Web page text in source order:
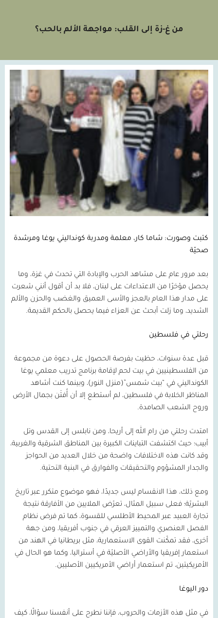
من غ-زة إلى القلب: مواجهة الألم بالحب؟
كتبت وصورت: شاما كار، معلمة ومدربة كونداليني يوغا ومرشدة
صحيّة
بعد مرور عام على مشاهد الحرب والإبادة التي تحدث في غزة، وما
يحصل مؤخرًا من الاعتداءات على لبنان، فلا بد أن أقول أنني شعرت
على مدار هذا العام بالعجز والأسى العميق والغضب والحزن والألم
الشديد، وما زلت أبحث عن العزاء فيما يحصل بالحكم القديمة.
رحلتي في فلسطين
قبل عدة سنوات، حظيت بفرصة الحصول على دعوة من مجموعة
من الفلسطينيين في بيت لحم لإقامة برنامج تدريب معلمي يوغا
الكونداليني في “بيت شمس”(منزل النور)، وبينما كنت أشاهد
المناظر الخلابة في فلسطين، لم أستطع إلا أن أُفتَن بجمال الأرض
وروح الشعب الصامدة.
امتدت رحلتي من رام الله إلى أريحا، ومن نابلس إلى القدس وتل
أبيب؛ حيث اكتشفت التباينات الكبيرة بين المناطق الشرقية والغربية،
وقد كانت هذه الاختلافات واضحة من خلال العديد من الحواجز
والجدار المشؤوم والتحقيقات والفوارق في البنية التحتية.
ومع ذلك، هذا الانقسام ليس جديدًا، فهو موضوع متكرر عبر تاريخ
البشريّة؛ فعلى سبيل المثال، تعرّض الملايين من الأفارقة نتيجة
تجارة العبيد عبر المحيط الأطلسي للقسوة، كما تم فرض نظام
الفصل العنصري والتمييز العرقي في جنوب أفريقيا، ومن جهة
أخرى، فقد تمكّنت القوى الاستعمارية، مثل بريطانيا في الهند من
استعمار إفريقيا والأراضي الأصليّة في أستراليا، وكما هو الحال في
الأمريكيتين، تم استعمار أراضي الأمريكيين الأصليين.
دور اليوغا
في مثل هذه الأزمات والحروب، فإننا نطرح على أنفسنا سؤالًا، كيف